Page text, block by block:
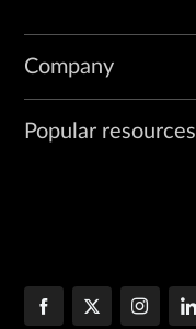
Company
Popular resources